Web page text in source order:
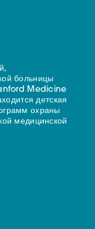
больницы
Medicine
детская
охраны
медицинской